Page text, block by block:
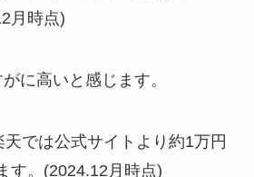
月時点)
に高いと感じます。
では公式サイトより約1万円
す。(2024.12月時点)